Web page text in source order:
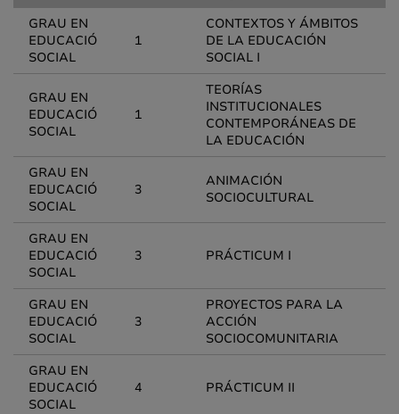
GRAU EN
EDUCACIÓ
SOCIAL
1
CONTEXTOS Y ÁMBITOS
DE LA EDUCACIÓN
SOCIAL I
GRAU EN
EDUCACIÓ
SOCIAL
1
TEORÍAS
INSTITUCIONALES
CONTEMPORÁNEAS DE
LA EDUCACIÓN
GRAU EN
EDUCACIÓ
SOCIAL
3
ANIMACIÓN
SOCIOCULTURAL
GRAU EN
EDUCACIÓ
SOCIAL
3 PRÁCTICUM I
GRAU EN
EDUCACIÓ
SOCIAL
3
PROYECTOS PARA LA
ACCIÓN
SOCIOCOMUNITARIA
GRAU EN
EDUCACIÓ
SOCIAL
4 PRÁCTICUM II